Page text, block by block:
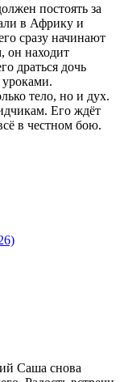
постоять за
в Африку и
сразу начинают
он находит
драться дочь
уроками.
тело, но и дух.
Его ждёт
в честном бою.
Саша снова